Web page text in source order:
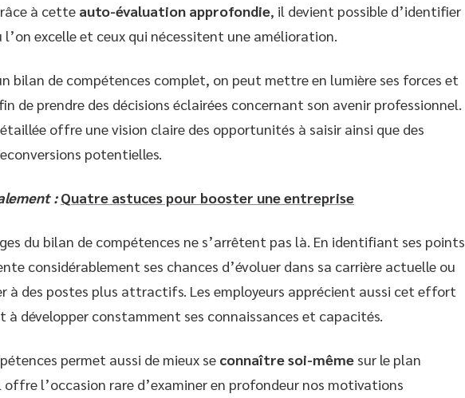
à cette auto-évaluation approfondie, il devient possible d’identifier
l’on excelle et ceux qui nécessitent une amélioration.
bilan de compétences complet, on peut mettre en lumière ses forces et
de prendre des décisions éclairées concernant son avenir professionnel.
offre une vision claire des opportunités à saisir ainsi que des
potentielles.
: Quatre astuces pour booster une entreprise
du bilan de compétences ne s’arrêtent pas là. En identifiant ses points
considérablement ses chances d’évoluer dans sa carrière actuelle ou
à des postes plus attractifs. Les employeurs apprécient aussi cet effort
à développer constamment ses connaissances et capacités.
permet aussi de mieux se connaître soi-même sur le plan
offre l’occasion rare d’examiner en profondeur nos motivations